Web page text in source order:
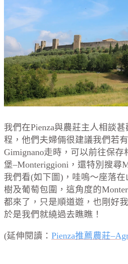
我們在Pienza與農莊主人相談
程，他們夫婦倆很建議我們若
Gimignano走時，可以前往保
堡–Monteriggioni，還特別搜尋
我們看(如下圖)，哇嗚～座落
樹及葡萄包圍，這角度的
都來了，只是順道遊，也剛好
於是我們就繞過去瞧瞧！
(延伸閱讀： Pienza推薦農莊